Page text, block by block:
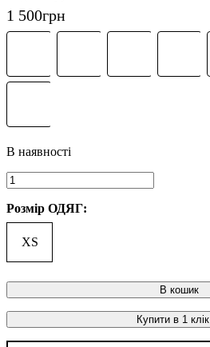
1 500грн
Розмір ОДЯГ:
XS
В кошик
Купити в 1 клік